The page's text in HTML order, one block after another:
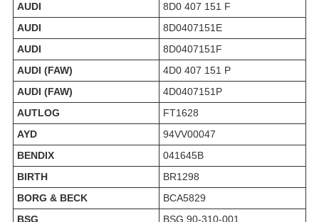
AUDI
8D0 407 151 F
AUDI
8D0407151E
AUDI
8D0407151F
AUDI (FAW)
4D0 407 151 P
AUDI (FAW)
4D0407151P
AUTLOG
FT1628
AYD
94VV00047
BENDIX
041645B
BIRTH
BR1298
BORG & BECK
BCA5829
BSG
BSG 90-310-001